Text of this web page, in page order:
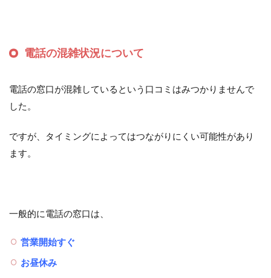
電話の混雑状況について
電話の窓口が混雑しているという口コミはみつかりませんで
した。
ですが、タイミングによってはつながりにくい可能性があり
ます。
一般的に電話の窓口は、
営業開始すぐ
お昼休み